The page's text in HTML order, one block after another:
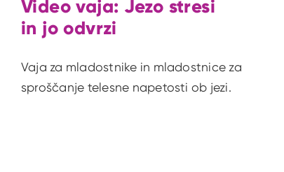
Video vaja: Jezo stresi
in jo odvrzi
Vaja za mladostnike in mladostnice za
sproščanje telesne napetosti ob jezi.